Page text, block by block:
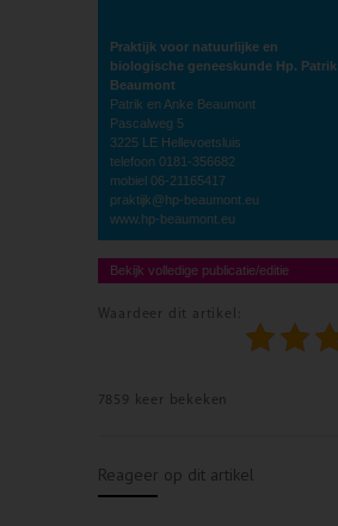
Praktijk voor natuurlijke en
biologische geneeskunde Hp. Patrik
Beaumont
Patrik en Anke Beaumont
Pascalweg 5
3225 LE Hellevoetsluis
telefoon 0181-356682
mobiel 06-21165417
praktijk@hp-beaumont.eu
www.hp-beaumont.eu
Bekijk volledige publicatie/editie
Waardeer dit artikel:
7859 keer bekeken
Reageer op dit artikel